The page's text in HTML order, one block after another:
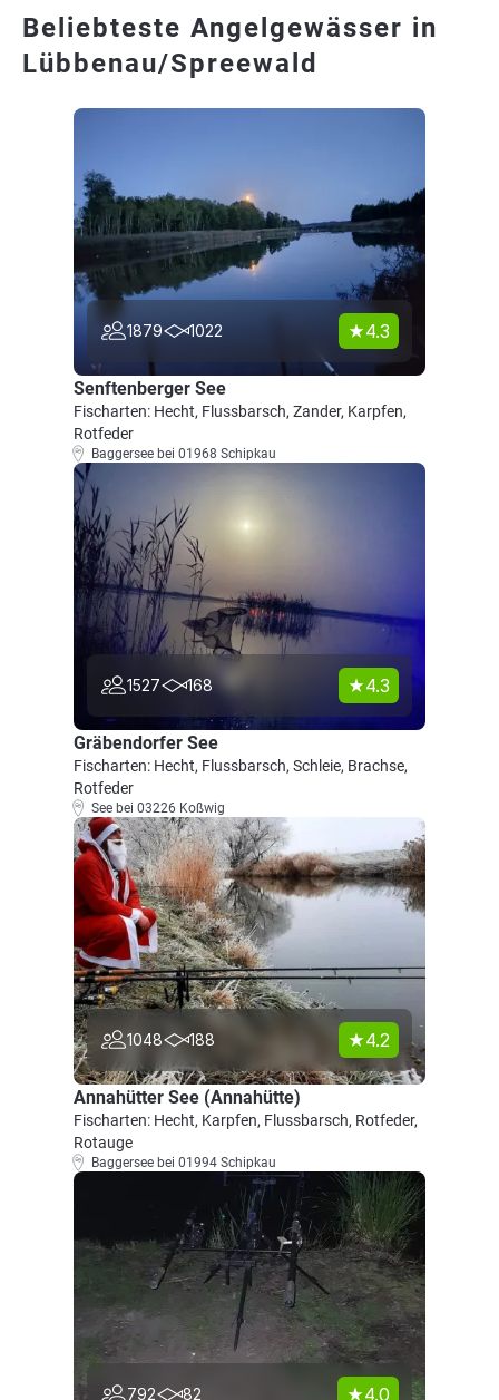
Beliebteste Angelgewässer in
Lübbenau/Spreewald
1879 1022 4.3
Senftenberger See
Fischarten: Hecht, Flussbarsch, Zander, Karpfen,
Rotfeder
Baggersee bei 01968 Schipkau
1527 168 4.3
Gräbendorfer See
Fischarten: Hecht, Flussbarsch, Schleie, Brachse,
Rotfeder
See bei 03226 Koßwig
1048 188 4.2
Annahütter See (Annahütte)
Fischarten: Hecht, Karpfen, Flussbarsch, Rotfeder,
Rotauge
Baggersee bei 01994 Schipkau
792 82 4.0